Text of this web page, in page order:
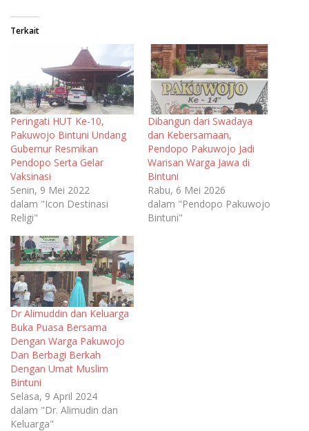
Terkait
Peringati HUT Ke-10,
Pakuwojo Bintuni Undang
Gubernur Resmikan
Pendopo Serta Gelar
Vaksinasi
Senin, 9 Mei 2022
dalam "Icon Destinasi
Religi"
Dibangun dari Swadaya
dan Kebersamaan,
Pendopo Pakuwojo Jadi
Warisan Warga Jawa di
Bintuni
Rabu, 6 Mei 2026
dalam "Pendopo Pakuwojo
Bintuni"
Dr Alimuddin dan Keluarga
Buka Puasa Bersama
Dengan Warga Pakuwojo
Dan Berbagi Berkah
Dengan Umat Muslim
Bintuni
Selasa, 9 April 2024
dalam "Dr. Alimudin dan
Keluarga"